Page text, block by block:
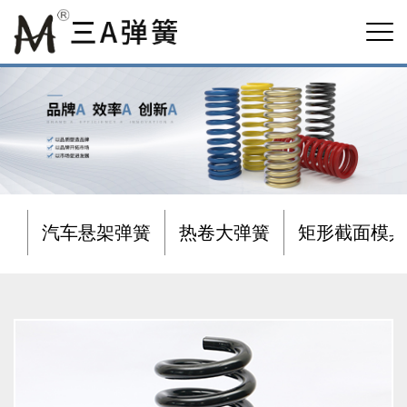
汽车悬架弹簧 热卷大弹簧 矩形截面模